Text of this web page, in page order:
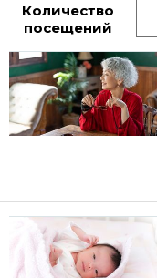
Количество
посещений